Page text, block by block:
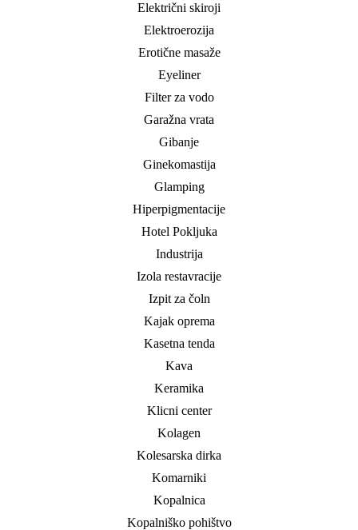
Električni skiroji
Elektroerozija
Erotične masaže
Eyeliner
Filter za vodo
Garažna vrata
Gibanje
Ginekomastija
Glamping
Hiperpigmentacije
Hotel Pokljuka
Industrija
Izola restavracije
Izpit za čoln
Kajak oprema
Kasetna tenda
Kava
Keramika
Klicni center
Kolagen
Kolesarska dirka
Komarniki
Kopalnica
Kopalniško pohištvo